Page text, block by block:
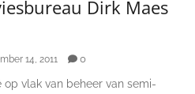
Dirk Maes
14, 2011 0
vlak van beheer van semi-